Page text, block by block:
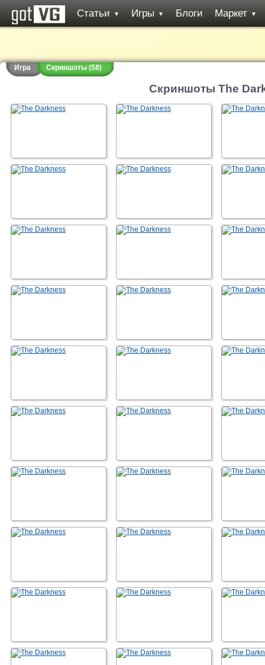
Статьи ▼ Игры ▼ Блоги Маркет ▼
Игра Скриншоты (58)
Скриншоты The